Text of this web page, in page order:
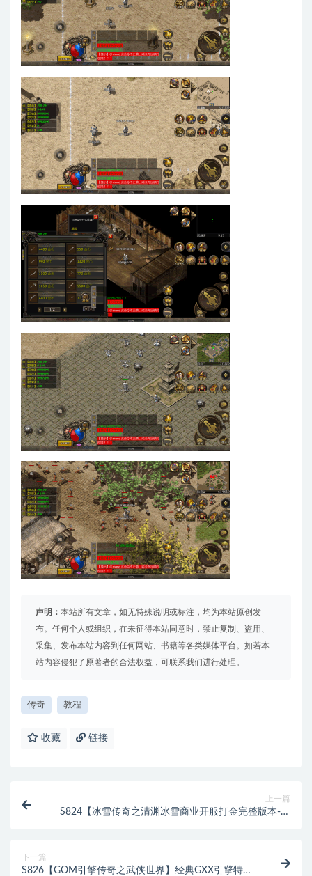
声明： 本站所有文章，如无特殊说明或标注，均为本站原创发
布。任何个人或组织，在未征得本站同意时，禁止复制、盗用、
采集、发布本站内容到任何网站、书籍等各类媒体平台。如若本
站内容侵犯了原著者的合法权益，可联系我们进行处理。
传奇 教程
收藏 链接
上一篇
S824【冰雪传奇之清渊冰雪商业开服打金完整版本-全
户端
下一篇
S826【GOM引擎传奇之武侠世界】经典GXX引擎特色